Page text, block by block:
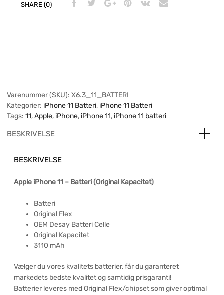
SHARE (0)
Varenummer (SKU): X6.3_11_BATTERI
Kategorier: iPhone 11 Batteri, iPhone 11 Batteri
Tags: 11,Apple, iPhone, iPhone 11, iPhone 11 batteri
BESKRIVELSE
BESKRIVELSE
Apple iPhone 11 – Batteri (Original Kapacitet)
Batteri
Original Flex
OEM Desay Batteri Celle
Original Kapacitet
3110 mAh
Vælger du vores kvalitets batterier, får du garanteret
markedets bedste kvalitet og samtidig prisgaranti!
Batterier leveres med Original Flex/chipset som giver optimal